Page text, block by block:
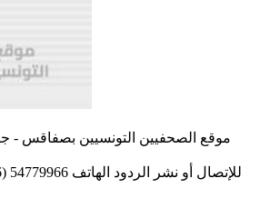
موقع الصحفيين التونسيين بصفاقس -